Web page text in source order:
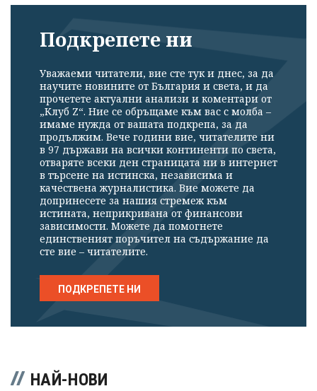
Подкрепете ни
Уважаеми читатели, вие сте тук и днес, за да
научите новините от България и света, и да
прочетете актуални анализи и коментари от
„Клуб Z“. Ние се обръщаме към вас с молба –
имаме нужда от вашата подкрепа, за да
продължим. Вече години вие, читателите ни
в 97 държави на всички континенти по света,
отваряте всеки ден страницата ни в интернет
в търсене на истинска, независима и
качествена журналистика. Вие можете да
допринесете за нашия стремеж към
истината, неприкривана от финансови
зависимости. Можете да помогнете
единственият поръчител на съдържание да
сте вие – читателите.
ПОДКРЕПЕТЕ НИ
НАЙ-НОВИ